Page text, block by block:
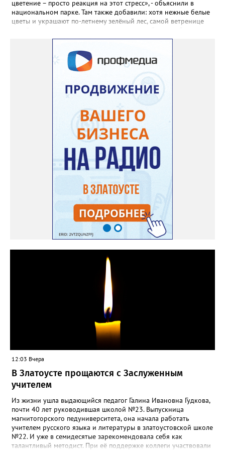
пошли на наращивание корневой системы. А со второго года
пусть лаванда цветёт во всю силу! Фото: Екатерина Бойко,
специально для «Златоуст.инфо». Обсуждение новости здесь
цветение – просто реакция на этот стресс», - объяснили в
национальном парке. Там также добавили: хотя нежные белые
цветы и украшают по-летнему зелёный лес, самой ветренице
силы перед долгой зимовкой.
12:03 Вчера
В Златоусте прощаются с Заслуженным
учителем
Из жизни ушла выдающийся педагог Галина Ивановна Гудкова,
почти 40 лет руководившая школой №23. Выпускница
магнитогорского педуниверситета, она начала работать
учителем русского языка и литературы в златоустовской школе
№22. И уже в семидесятые зарекомендовала себя как
талантливый методист. При её поддержке коллеги участвовали